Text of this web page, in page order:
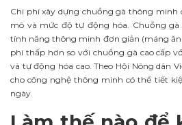
Chi phí xây dựng chuồng gà thông minh
mô và mức độ tự động hóa. Chuồng gà
tính năng thông minh đơn giản (máng
phí thấp hơn so với chuồng gà cao cấp
và tự động hóa cao. Theo Hội Nông dân
cho công nghệ thông minh có thể tiết
ngày.